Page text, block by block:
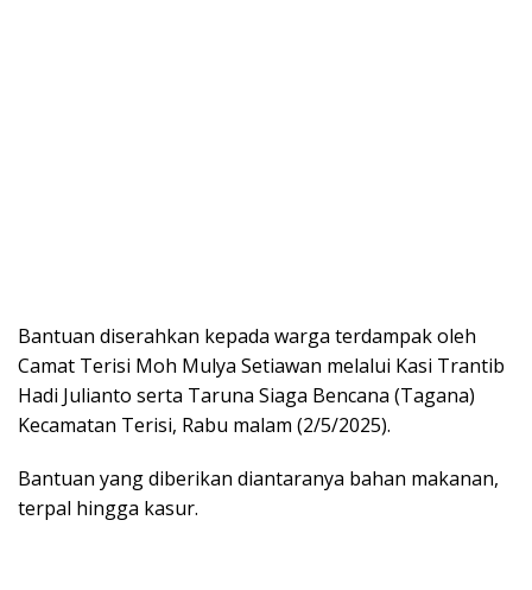
Bantuan diserahkan kepada warga terdampak oleh
Camat Terisi Moh Mulya Setiawan melalui Kasi Trantib
Hadi Julianto serta Taruna Siaga Bencana (Tagana)
Kecamatan Terisi, Rabu malam (2/5/2025).
Bantuan yang diberikan diantaranya bahan makanan,
terpal hingga kasur.